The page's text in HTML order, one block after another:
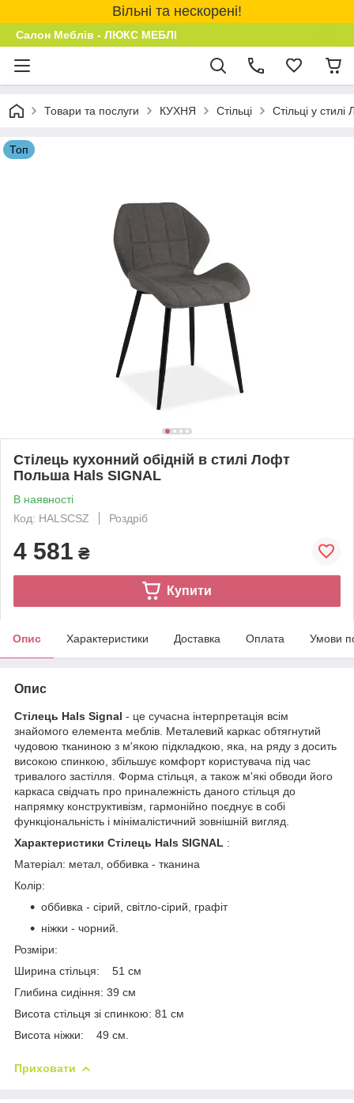
Вільні та нескорені!
Салон Меблів - ЛЮКС МЕБЛІ
Товари та послуги КУХНЯ Стільці Стільці у стилі
Топ
Стілець кухонний обідній в стилі Лофт
Польша Hals SIGNAL
В наявності
Код: HALSCSZ
Роздріб
4 581 ₴
Купити
Опис Характеристики Доставка Оплата Умови
Опис
Стілець Hals Signal - це сучасна інтерпретація всім
знайомого елемента меблів. Металевий каркас обтягнутий
чудовою тканиною з м'якою підкладкою, яка, на ряду з досить
високою спинкою, збільшує комфорт користувача під час
тривалого застілля. Форма стільця, а також м'які обводи його
каркаса свідчать про приналежність даного стільця до
напрямку конструктивізм, гармонійно поєднує в собі
функціональність і мінімалістичний зовнішній вигляд.
Характеристики Стілець Hals SIGNAL :
Матеріал: метал, оббивка - тканина
Колір:
оббивка - сірий, світло-сірий, графіт
ніжки - чорний.
Розміри:
Ширина стільця: 51 см
Глибина сидіння: 39 см
Висота стільця зі спинкою: 81 см
Висота ніжки: 49 см.
Приховати